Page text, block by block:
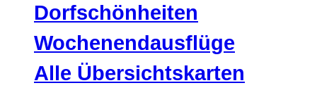
Dorfschönheiten
Wochenendausflüge
Alle Übersichtskarten